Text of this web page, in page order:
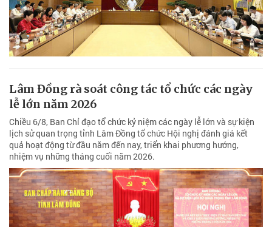
Lâm Đồng rà soát công tác tổ chức các ngày
lễ lớn năm 2026
Chiều 6/8, Ban Chỉ đạo tổ chức kỷ niệm các ngày lễ lớn và sự kiện
lịch sử quan trọng tỉnh Lâm Đồng tổ chức Hội nghị đánh giá kết
quả hoạt động từ đầu năm đến nay, triển khai phương hướng,
nhiệm vụ những tháng cuối năm 2026.